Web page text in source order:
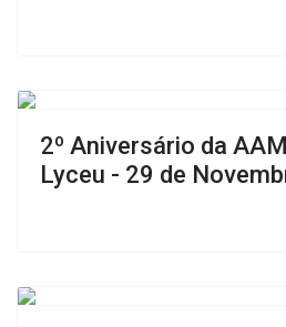
2º Aniversário da
Lyceu - 29 de